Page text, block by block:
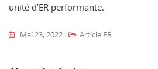
unité d’ER performante.
Mai 23, 2022 Article FR